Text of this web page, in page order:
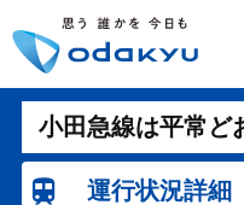
小田急線は平常ど
運行状況詳細